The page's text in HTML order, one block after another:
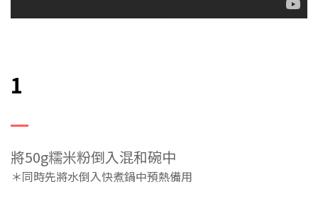
1
將50g糯米粉倒入混和碗中
＊同時先將水倒入快煮鍋中預熱備用